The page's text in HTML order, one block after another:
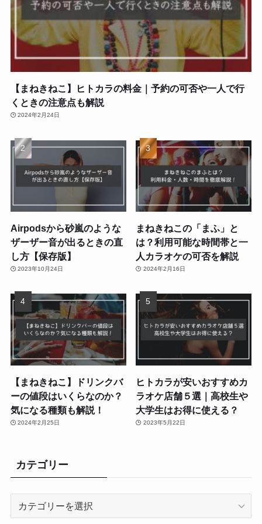
【まねきねこ】ヒトカラの料金｜予約の可否や一人で行
くときの注意点も解説
2024年2月24日
Airpodsから砂嵐のような
ザーザー音が出るときの直
し方【保存版】
2023年10月24日
まねきねこの「まふ」と
は？利用可能な時間帯と一
人カラオケの可否を解説
2024年2月16日
【まねきねこ】ドリンクバ
ーの値段はいくらなのか？
気になる種類も解説！
2024年2月25日
ヒトカラが安いおすすめカ
ラオケ店舗５選｜高校生や
大学生はお得に使える？
2023年5月22日
カテゴリー